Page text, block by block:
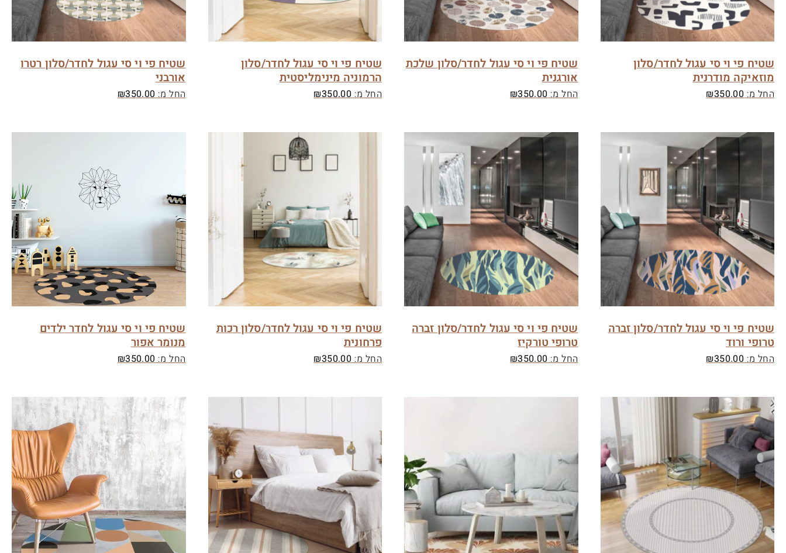
שטיח פי וי סי עגול לחדר/סלון
מוזאיקה מודרנית
החל מ: ₪350.00
שטיח פי וי סי עגול לחדר/סלון שלכת
אורגנית
החל מ: ₪350.00
שטיח פי וי סי עגול לחדר/סלון
הרמוניה מינימליסטית
החל מ: ₪350.00
שטיח פי וי סי עגול לחדר/סלון רטרו
אורבני
החל מ: ₪350.00
שטיח פי וי סי עגול לחדר/סלון זברה
טרופי ורוד
החל מ: ₪350.00
שטיח פי וי סי עגול לחדר/סלון זברה
טרופי טורקיז
החל מ: ₪350.00
שטיח פי וי סי עגול לחדר/סלון רכות
פרחונית
החל מ: ₪350.00
שטיח פי וי סי עגול לחדר ילדים
מנומר אפור
החל מ: ₪350.00